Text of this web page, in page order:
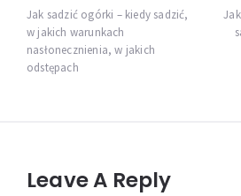
wpisu
Jak sadzić ogórki – kiedy sadzić,
w jakich warunkach
nasłonecznienia, w jakich
odstępach
Leave A Reply